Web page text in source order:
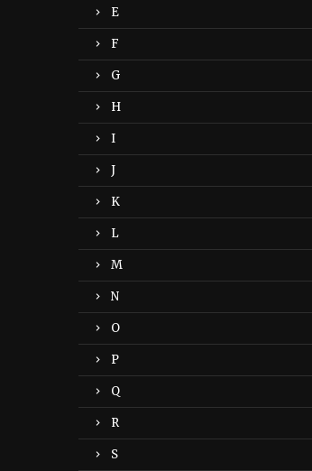
E
F
G
H
I
J
K
L
M
N
O
P
Q
R
S